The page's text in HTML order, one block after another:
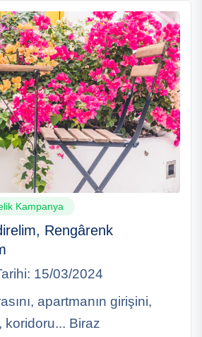
Kampanya
Rengârenk
15/03/2024
apartmanın girişini,
koridoru... Biraz